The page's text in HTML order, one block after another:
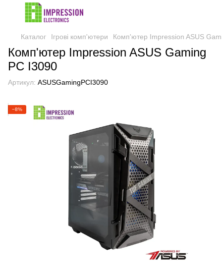
Каталог Ігрові комп'ютери Комп'ютер Impression ASUS
Комп'ютер Impression ASUS Gaming
PC I3090
Артикул: ASUSGamingPCI3090
−8%